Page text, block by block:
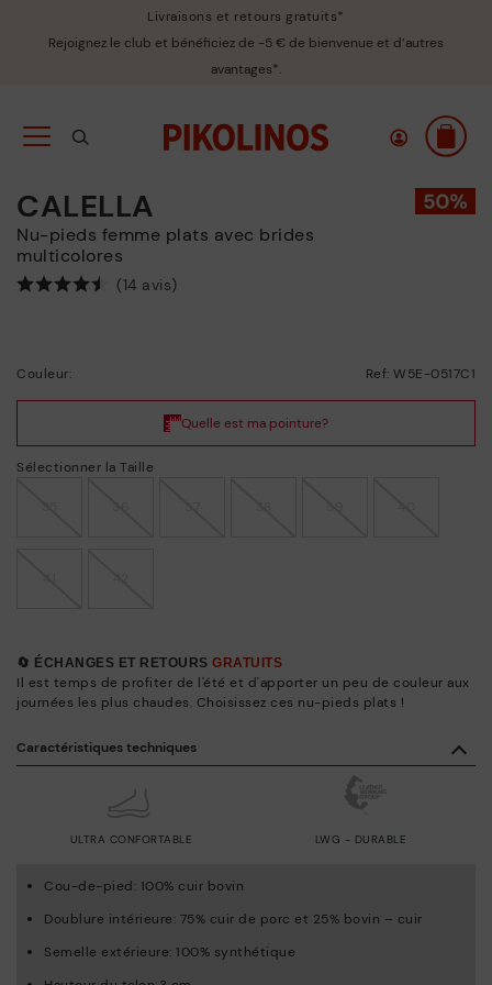
Livraisons et retours gratuits*
Rejoignez le club et bénéficiez de -5 € de bienvenue et d’autres
avantages*.
CALELLA
Nu-pieds femme plats avec brides
multicolores
(14 avis)
Couleur: Ref: W5E-0517C1
Sélectionner la Taille
🔄 ÉCHANGES ET RETOURS GRATUITS
Il est temps de profiter de l'été et d'apporter un peu de couleur aux
journées les plus chaudes. Choisissez ces nu-pieds plats !
Caractéristiques techniques
ULTRA CONFORTABLE LWG - DURABLE
Cou-de-pied: 100% cuir bovin
Doublure intérieure: 75% cuir de porc et 25% bovin – cuir
Semelle extérieure: 100% synthétique